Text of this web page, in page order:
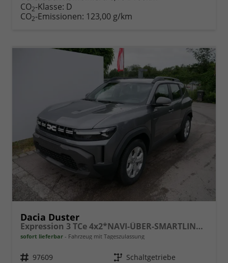
CO2-Klasse: D
CO2-Emissionen: 123,00 g/km
Dacia Duster
Expression 3 TCe 4x2*NAVI-ÜBER-SMARTLINK*AHK*PDC-KAMERA*LED*SHZ*17-ZOLL
sofort lieferbar Fahrzeug mit Tageszulassung
Fahrzeugnr. 97609 Getriebe Schaltgetriebe